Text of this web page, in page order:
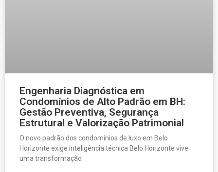
Engenharia Diagnóstica em
Condomínios de Alto Padrão em BH:
Gestão Preventiva, Segurança
Estrutural e Valorização Patrimonial
O novo padrão dos condomínios de luxo em Belo
Horizonte exige inteligência técnica Belo Horizonte vive
uma transformação